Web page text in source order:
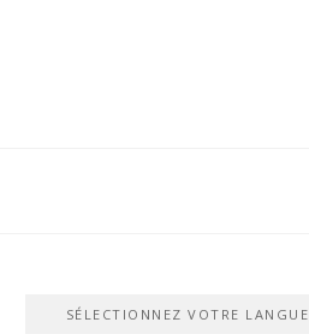
SÉLECTIONNEZ VOTRE LANGUE